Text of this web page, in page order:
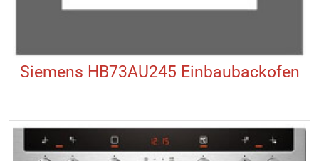
Siemens HB73AU245 Einbaubackofen